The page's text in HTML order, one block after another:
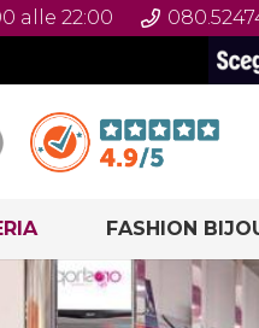
alle 22:00
FASHION